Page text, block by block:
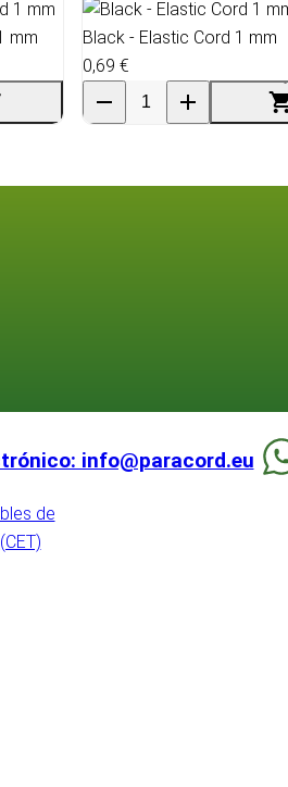
mm
Black - Elastic Cord 1 mm
0,69 €
info@paracord.eu
de